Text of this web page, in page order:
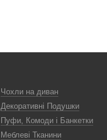
Чохли на диван
Декоративні Подушки
Пуфи, Комоди і Банкетки
Меблеві Тканини